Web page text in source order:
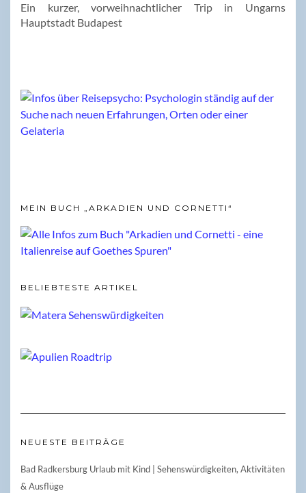
Ein kurzer, vorweihnachtlicher Trip in Ungarns
Hauptstadt Budapest
MEIN BUCH „ARKADIEN UND CORNETTI“
BELIEBTESTE ARTIKEL
NEUESTE BEITRÄGE
Bad Radkersburg Urlaub mit Kind | Sehenswürdigkeiten, Aktivitäten
& Ausflüge